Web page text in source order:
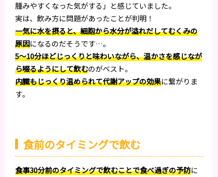
腫みやすくなった気がする」と感じていました。
実は、飲み方に問題があったことが判明！
一気に水を摂ると、細胞から水分が溢れだしてむくみの
原因になるのだそうです…。
5～10分ほどじっくりと味わいながら、温かさを感じなが
ら啜るようにして飲むのがベスト。
内臓もじっくり温められて代謝アップの効果に繋がりま
す。
食前のタイミングで飲む
食事30分前のタイミングで飲むことで食べ過ぎの予防に